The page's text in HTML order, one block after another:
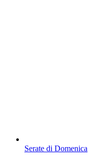
Serate di Domenica